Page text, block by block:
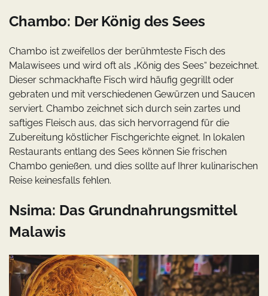
Chambo: Der König des Sees
Chambo ist zweifellos der berühmteste Fisch des
Malawisees und wird oft als „König des Sees“ bezeichnet.
Dieser schmackhafte Fisch wird häufig gegrillt oder
gebraten und mit verschiedenen Gewürzen und Saucen
serviert. Chambo zeichnet sich durch sein zartes und
saftiges Fleisch aus, das sich hervorragend für die
Zubereitung köstlicher Fischgerichte eignet. In lokalen
Restaurants entlang des Sees können Sie frischen
Chambo genießen, und dies sollte auf Ihrer kulinarischen
Reise keinesfalls fehlen.
Nsima: Das Grundnahrungsmittel
Malawis